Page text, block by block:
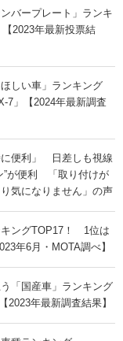
バープレート」ランキ
2023年最新投票結
しい車」ランキング
」【2024年最新調査
に便利」 日差しも視線
”が便利 「取り付けが
気になりません」の声
キングTOP17！ 1位は
年6月・MOTA調べ】
「国産車」ランキング
年最新調査結果】